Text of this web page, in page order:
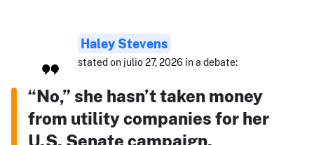
Haley Stevens
stated on julio 27, 2026 in a debate:
“No,” she hasn’t taken money
from utility companies for her
U.S. Senate campaign.